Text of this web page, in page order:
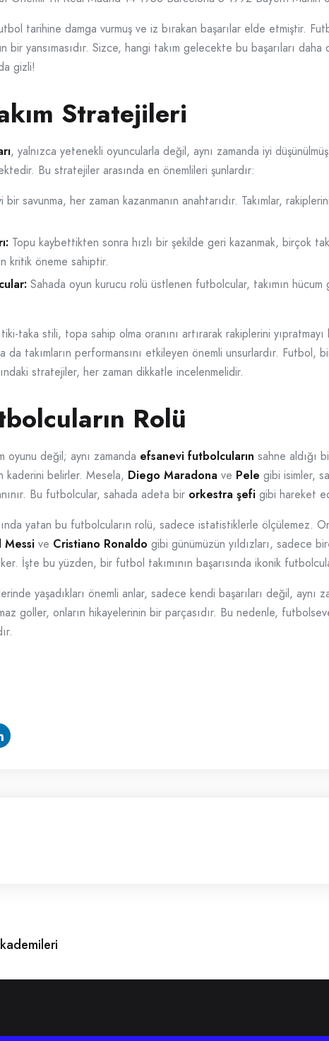
tarihine damga vurmuş ve iz bırakan başarılar elde etmiştir.
bir yansımasıdır. Sizce, hangi takım gelecekte bu başarıları
gizli!
Stratejileri
, yalnızca yetenekli oyuncularla değil, aynı zamanda iyi düşünülmüş
Bu stratejiler arasında en önemlileri şunlardır:
bir savunma, her zaman kazanmanın anahtarıdır. Takımlar,
Topu kaybettikten sonra hızlı bir şekilde geri kazanmak, birçok
kritik öneme sahiptir.
Sahada oyun kurucu rolü üstlenen futbolcular, takımın
taka stili, topa sahip olma oranını artırarak rakiplerini
da takımların performansını etkileyen önemli unsurlardır. Futbol,
stratejiler, her zaman dikkatle incelenmelidir.
Rolü
oyunu değil; aynı zamanda efsanevi futbolcuların sahne aldığı
kaderini belirler. Mesela, Diego Maradona ve Pele gibi isimler,
Bu futbolcular, sahada adeta bir orkestra şefi gibi hareket
yatan bu futbolcuların rolü, sadece istatistiklerle ölçülemez.
Messi ve Cristiano Ronaldo gibi günümüzün yıldızları, sadece
İşte bu yüzden, bir futbol takımının başarısında ikonik
yaşadıkları önemli anlar, sadece kendi başarıları değil, aynı
goller, onların hikayelerinin bir parçasıdır. Bu nedenle,